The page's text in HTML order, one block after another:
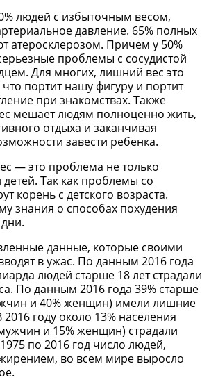
людей с избыточным весом,
давление. 65% полных
атеросклерозом. Причем у 50%
проблемы с сосудистой
Для многих, лишний вес это
портит нашу фигуру и портит
при знакомствах. Также
мешает людям полноценно жить,
отдыха и заканчивая
завести ребенка.
— это проблема не только
Так как проблемы со
корень с детского возраста.
знания о способах похудения
данные, которые своими
в ужас. По данным 2016 года
людей старше 18 лет страдали
По данным 2016 года 39% старше
и 40% женщин) имели лишние
году около 13% населения
и 15% женщин) страдали
по 2016 год число людей,
во всем мире выросло